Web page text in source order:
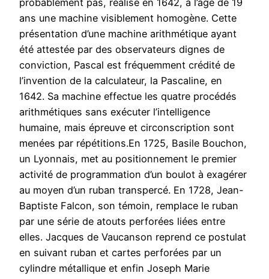
probablement pas, réalise en 1642, à l’age de 19
ans une machine visiblement homogène. Cette
présentation d’une machine arithmétique ayant
été attestée par des observateurs dignes de
conviction, Pascal est fréquemment crédité de
l’invention de la calculateur, la Pascaline, en
1642. Sa machine effectue les quatre procédés
arithmétiques sans exécuter l’intelligence
humaine, mais épreuve et circonscription sont
menées par répétitions.En 1725, Basile Bouchon,
un Lyonnais, met au positionnement le premier
activité de programmation d’un boulot à exagérer
au moyen d’un ruban transpercé. En 1728, Jean-
Baptiste Falcon, son témoin, remplace le ruban
par une série de atouts perforées liées entre
elles. Jacques de Vaucanson reprend ce postulat
en suivant ruban et cartes perforées par un
cylindre métallique et enfin Joseph Marie